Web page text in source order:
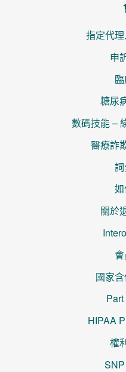
指定代
申
糖尿
數碼技能 –
醫療詐
關於
國家
HIPAA
權